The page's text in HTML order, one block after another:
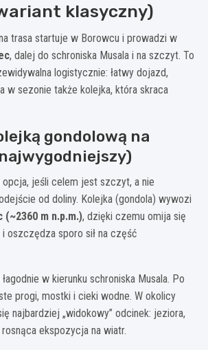
klasyczny)
trasa startuje w Borowcu i prowadzi w
, dalej do schroniska Musala i na szczyt. To
logistycznie: łatwy dojazd,
w sezonie także kolejka, która skraca
gondolową na
opcja, jeśli celem jest szczyt, a nie
od doliny. Kolejka (gondola) wywozi
(~2360 m n.p.m.), dzięki czemu omija się
i oszczędza sporo sił na część
w kierunku schroniska Musala. Po
progi, mostki i cieki wodne. W okolicy
najbardziej „widokowy” odcinek: jeziora,
ekspozycja na wiatr.